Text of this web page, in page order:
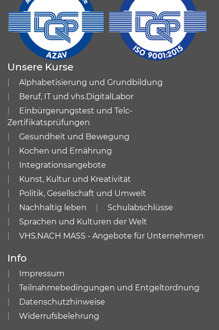
Unsere Kurse
Alphabetisierung und Grundbildung
Beruf, IT und vhs.DigitalLabor
Einbürgerungstest und Telc-
Zertifikatsprüfungen
Gesundheit und Bewegung
Kochen und Ernährung
Integrationsangebote
Kunst, Kultur und Kreativität
Politik, Gesellschaft und Umwelt
Nachhaltig leben
Schulabschlüsse
Sprachen und Kulturen der Welt
VHS.NACH MASS - Angebote für Unternehmen
Info
Impressum
Teilnahmebedingungen und Entgeltordnung
Datenschutzhinweise
Widerrufsbelehrung